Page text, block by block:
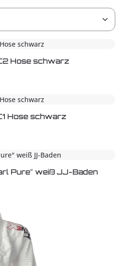
Hose schwarz
Hose schwarz
Pure" weiß JJ-Baden